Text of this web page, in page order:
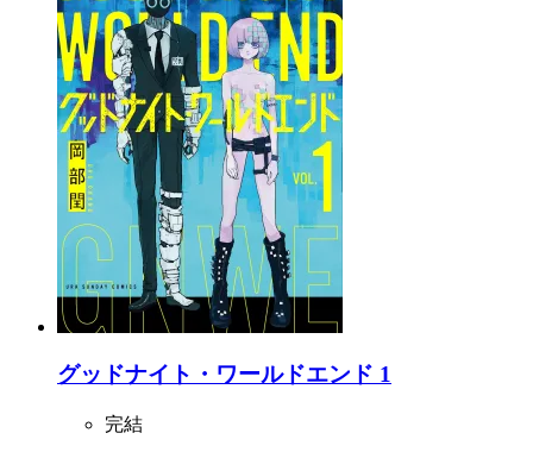
グッドナイト・ワールドエンド 1
完結